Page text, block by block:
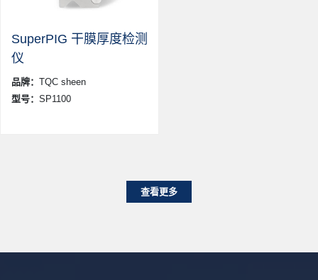
SuperPIG 干膜厚度检测
仪
品牌： TQC sheen
型号： SP1100
查看更多